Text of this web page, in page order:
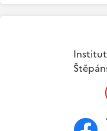
Institut